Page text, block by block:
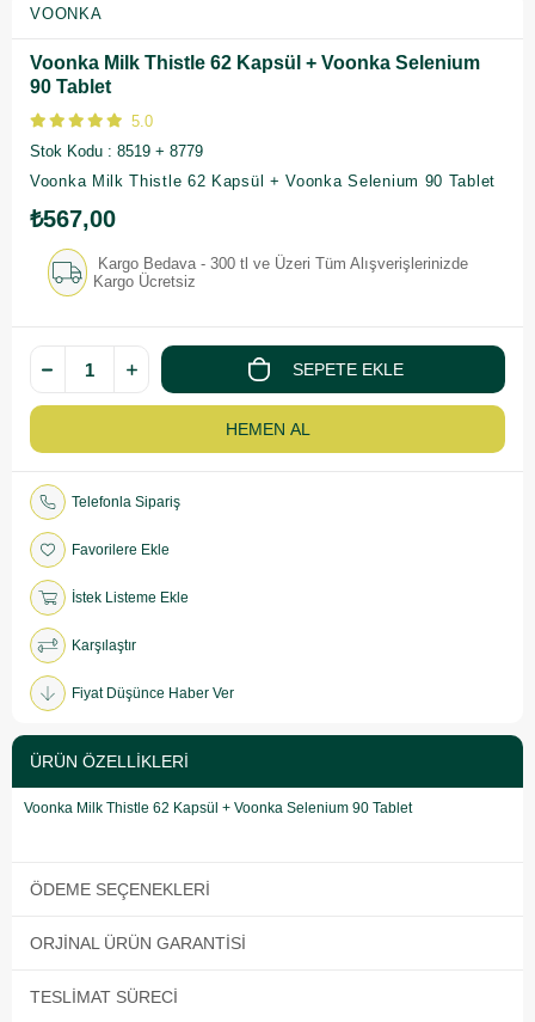
VOONKA
Voonka Milk Thistle 62 Kapsül + Voonka Selenium
90 Tablet
5.0
Stok Kodu
8519 + 8779
Voonka Milk Thistle 62 Kapsül + Voonka Selenium 90 Tablet
₺567,00
Kargo Bedava - 300 tl ve Üzeri Tüm Alışverişlerinizde
Kargo Ücretsiz
Telefonla Sipariş
Favorilere Ekle
İstek Listeme Ekle
Karşılaştır
Fiyat Düşünce Haber Ver
ÜRÜN ÖZELLIKLERI
Voonka Milk Thistle 62 Kapsül + Voonka Selenium 90 Tablet
ÖDEME SEÇENEKLERI
ORJINAL ÜRÜN GARANTISI
TESLIMAT SÜRECI